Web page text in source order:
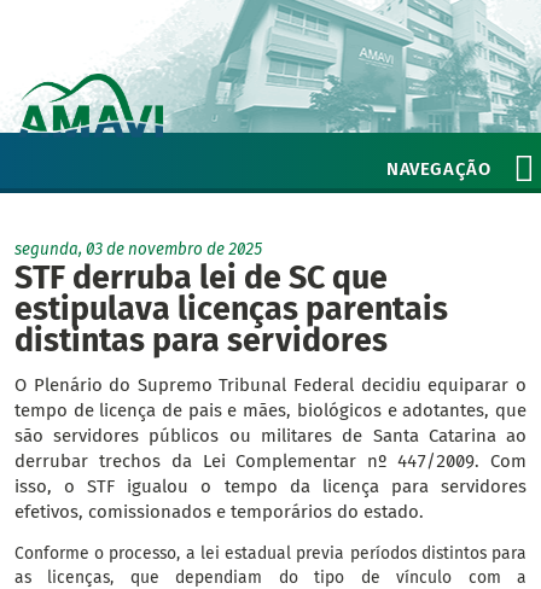
NAVEGAÇÃO
segunda, 03 de novembro de 2025
STF derruba lei de SC que
estipulava licenças parentais
distintas para servidores
O Plenário do Supremo Tribunal Federal decidiu equiparar o
tempo de licença de pais e mães, biológicos e adotantes, que
são servidores públicos ou militares de Santa Catarina ao
derrubar trechos da Lei Complementar nº 447/2009. Com
isso, o STF igualou o tempo da licença para servidores
efetivos, comissionados e temporários do estado.
Conforme o processo, a lei estadual previa períodos distintos para
as licenças, que dependiam do tipo de vínculo com a